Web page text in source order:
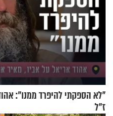
"לא הספקתי להיפרד ממנו":
ז"ל